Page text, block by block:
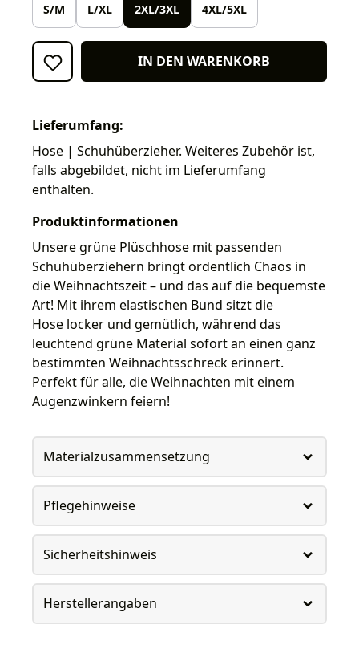
S/M L/XL 2XL/3XL 4XL/5XL
IN DEN WARENKORB
Lieferumfang:
Hose | Schuhüberzieher. Weiteres Zubehör ist,
falls abgebildet, nicht im Lieferumfang
enthalten.
Produktinformationen
Unsere grüne Plüschhose mit passenden
Schuhüberziehern bringt ordentlich Chaos in
die Weihnachtszeit – und das auf die bequemste
Art! Mit ihrem elastischen Bund sitzt die
Hose locker und gemütlich, während das
leuchtend grüne Material sofort an einen ganz
bestimmten Weihnachtsschreck erinnert.
Perfekt für alle, die Weihnachten mit einem
Augenzwinkern feiern!
Materialzusammensetzung
Pflegehinweise
Sicherheitshinweis
Herstellerangaben